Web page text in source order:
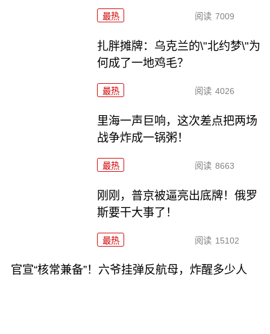
最热 阅读 7009
扎胖摊牌：乌克兰的\"北约梦\"为
何成了一地鸡毛？
最热 阅读 4026
里海一声巨响，这次差点把两场
战争炸成一锅粥！
最热 阅读 8663
刚刚，普京被逼亮出底牌！俄罗
斯要干大事了！
最热 阅读 15102
官宣“核常兼备”！六爷挂弹反航母，炸醒多少人